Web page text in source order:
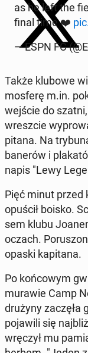
as he left the
final time ❤️
— ESPN FC
Także klubowe
mos­fe­rę m.in.
wejście do
wresz­cie
pi­ta­na. Na
banerów i
napis "Lewy
Pięć minut przed
opuścił boisko.
sem klubu
oczach.
opaski ka­pi­ta­na.
Po koń­co­wym
murawie Camp
drużyny zaczęła
po­ja­wi­li się
wręczył mu